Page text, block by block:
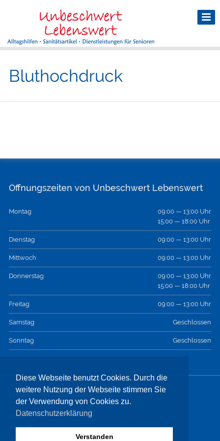
Diese Webseite benutzt Cookies. Durch die
weitere Nutzung der Webseite stimmen Sie
der Verwendung von Cookies zu.
Datenschutzerklärung
Verstanden
Bluthochdruck
Öffnungszeiten von Unbeschwert Lebenswert
Montag
09:00 — 13:00 Uhr
15:00 — 18:00 Uhr
Dienstag 09:00 — 13:00 Uhr
Mittwoch 09:00 — 13:00 Uhr
Donnerstag
09:00 — 13:00 Uhr
15:00 — 18:00 Uhr
Freitag 09:00 — 13:00 Uhr
Samstag Geschlossen
Sonntag Geschlossen
Unbeschwert-Lebenswert © 2026
Links
Kontakt